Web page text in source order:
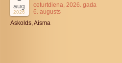
aug
2026
ceturtdiena, 2026. gada
6. augusts
Askolds, Aisma